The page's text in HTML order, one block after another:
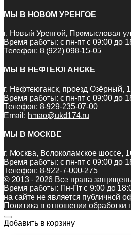
МЫ В НОВОМ УРЕНГОЕ
г. Новый Уренгой, Промысловая
Время работы: с пн-пт с 09:00 до
Телефон: 8 (922) 098-15-05
МЫ В НЕФТЕЮГАНСКЕ
г. Нефтеюганск, проезд Озёрный,
Время работы: с пн-пт с 09:00 до
Телефон: 8-929-235-07-00
Email: hmao@ukd174.ru
МЫ В МОСКВЕ
г. Москва, Волоколамское шоссе,
Время работы: с пн-пт с 09:00 до
Телефон: 8-922-7-000-275
© 2013 - 2026 Все права
Время работы: Пн-Пт c 9:00 до
на сайте не является публичной
Политика в отношении обработки
Добавить в корзину